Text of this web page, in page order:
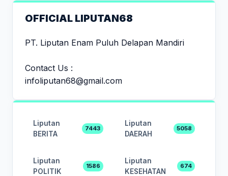
OFFICIAL LIPUTAN68
PT. Liputan Enam Puluh Delapan Mandiri
Contact Us :
infoliputan68@gmail.com
Liputan
BERITA
7443
Liputan
DAERAH
5058
Liputan
POLITIK
1586
Liputan
KESEHATAN
674